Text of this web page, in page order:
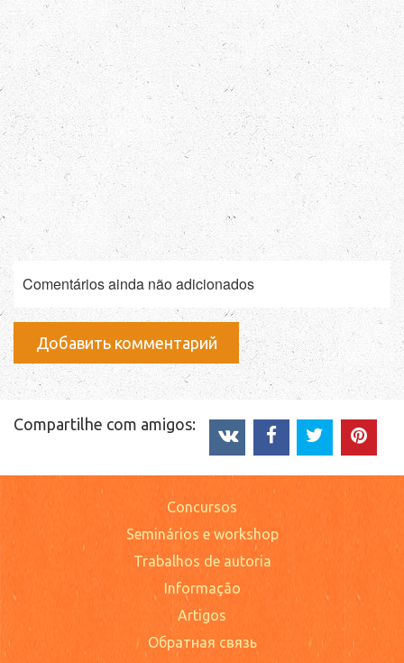
Comentários ainda não adicionados
Добавить комментарий
Compartilhe com amigos:
Concursos
Seminários e workshop
Trabalhos de autoria
Informação
Artigos
Обратная связь